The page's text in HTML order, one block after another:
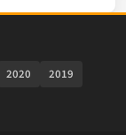
2020
2019